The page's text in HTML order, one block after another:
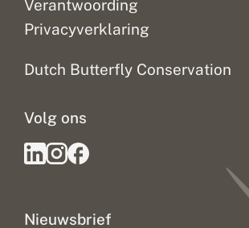
Verantwoording
Privacyverklaring
Dutch Butterfly Conservation
Nieuwsbrief
Volg ons